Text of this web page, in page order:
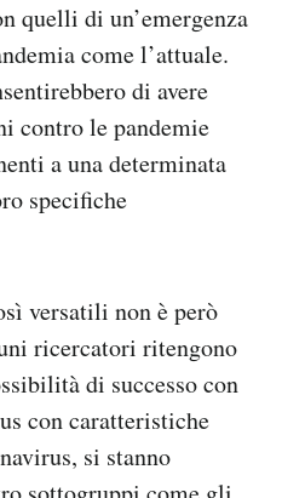
quelli di un’emergenza
come l’attuale.
di avere
contro le pandemie
a una determinata
specifiche
versatili non è però
ricercatori ritengono
di successo con
con caratteristiche
si stanno